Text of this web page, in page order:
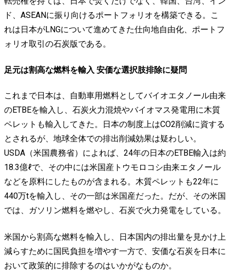
ド、ASEANに振り向けるポートフォリオを構築できる。こ
れは日本がLNGについて進めてきた仕向地自由化、ポートフ
ォリオ取引の石炭版である。
足元は割高な燃料を輸入 安価な選択肢排除に疑問
これまで日本は、自動車用燃料としてバイオエタノール由来
のETBEを輸入し、石炭火力混焼やバイオマス発電用に木質
ペレットも輸入してきた。日本の制度上はCO2削減に資する
とされるが、地球全体での排出削減効果は疑わしい。
USDA（米国農務省）によれば、24年の日本のETBE輸入は約
18.3億ℓで、その中には米国産トウモロコシ由来エタノール
などを原料にしたものが含まれる。木質ペレットも22年に
440万tを輸入し、その一部は米国産だった。だが、その米国
では、ガソリン燃料を燃やし、石炭で火力発電をしている。
米国から割高な燃料を輸入し、日本国内の排出量を見かけ上
減らすために国民負担を増やす一方で、安価な石炭を日本に
おいて政策的に排除するのはいかがなものか。